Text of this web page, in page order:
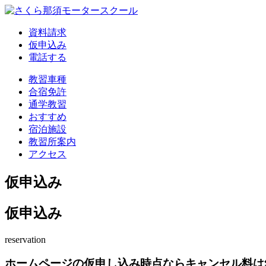
資料請求
仮申込み
電話する
教習車種
合宿免許
通学教習
おすすめ
宿泊施設
教習所案内
アクセス
仮申込み
仮申込み
reservation